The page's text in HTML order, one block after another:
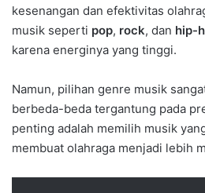
kesenangan dan efektivitas
musik seperti pop, rock, dan hip-
karena energinya yang tinggi.
Namun, pilihan genre musik
berbeda-beda tergantung pada
penting adalah memilih musik
membuat olahraga menjadi lebih